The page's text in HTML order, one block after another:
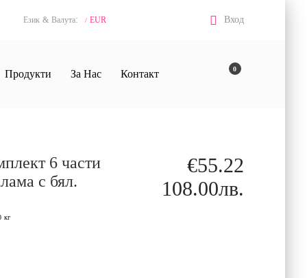
Език & Валута: / EUR Вход
0
Продукти За Нас Контакт
6 части
с бял.
€55.22
108.00лв.
кг